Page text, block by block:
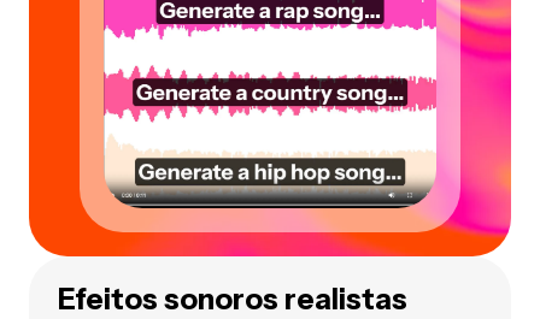
Efeitos sonoros realistas